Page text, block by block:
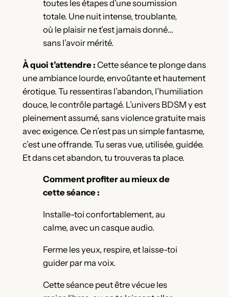
toutes les étapes d’une soumission
totale. Une nuit intense, troublante,
où le plaisir ne t’est jamais donné…
sans l’avoir mérité.
À quoi t’attendre : Cette séance te plonge dans
une ambiance lourde, envoûtante et hautement
érotique. Tu ressentiras l’abandon, l’humiliation
douce, le contrôle partagé. L’univers BDSM y est
pleinement assumé, sans violence gratuite mais
avec exigence. Ce n’est pas un simple fantasme,
c’est une offrande. Tu seras vue, utilisée, guidée.
Et dans cet abandon, tu trouveras ta place.
Comment profiter au mieux de
cette séance :
Installe-toi confortablement, au
calme, avec un casque audio.
Ferme les yeux, respire, et laisse-toi
guider par ma voix.
Cette séance peut être vécue les